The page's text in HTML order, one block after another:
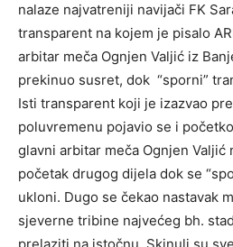
nalaze najvatreniji navijači FK
transparent na kojem je pisalo
arbitar meča Ognjen Valjić iz
prekinuo susret, dok “sporni”
Isti transparent koji je izazvao
poluvremenu pojavio se i
glavni arbitar meča Ognjen Valjić
početak drugog dijela dok se
ukloni. Dugo se čekao nastavak
sjeverne tribine najvećeg bh.